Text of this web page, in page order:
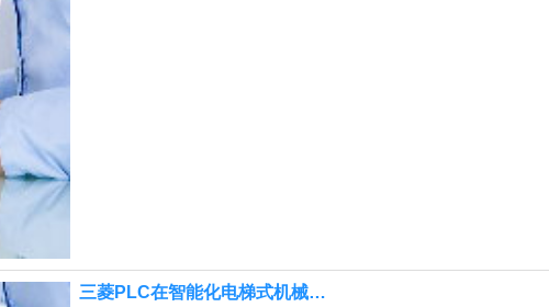
三菱PLC在智能化电梯式机械…